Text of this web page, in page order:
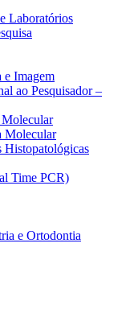
Laboratórios
Imagem
ao Pesquisador –
Molecular
Time PCR)
e Ortodontia